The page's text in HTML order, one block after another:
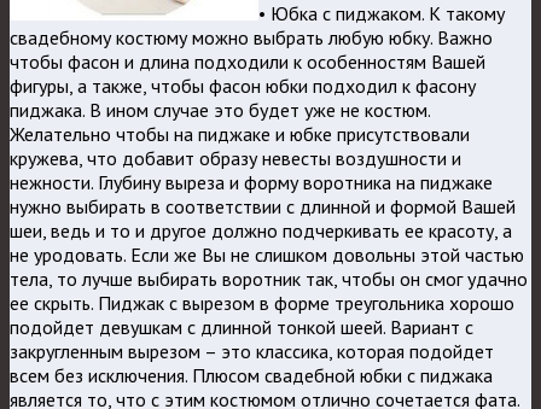
• Юбка с пиджаком. К такому
свадебному костюму можно выбрать любую юбку. Важно
чтобы фасон и длина подходили к особенностям Вашей
фигуры, а также, чтобы фасон юбки подходил к фасону
пиджака. В ином случае это будет уже не костюм.
Желательно чтобы на пиджаке и юбке присутствовали
кружева, что добавит образу невесты воздушности и
нежности. Глубину выреза и форму воротника на пиджаке
нужно выбирать в соответствии с длинной и формой Вашей
шеи, ведь и то и другое должно подчеркивать ее красоту, а
не уродовать. Если же Вы не слишком довольны этой частью
тела, то лучше выбирать воротник так, чтобы он смог удачно
ее скрыть. Пиджак с вырезом в форме треугольника хорошо
подойдет девушкам с длинной тонкой шеей. Вариант с
закругленным вырезом – это классика, которая подойдет
всем без исключения. Плюсом свадебной юбки с пиджака
является то, что с этим костюмом отлично сочетается фата.